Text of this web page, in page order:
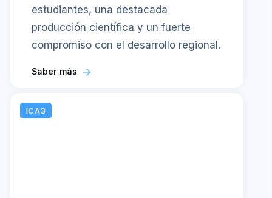
estudiantes, una destacada
producción científica y un fuerte
compromiso con el desarrollo regional.
Saber más
ICA3